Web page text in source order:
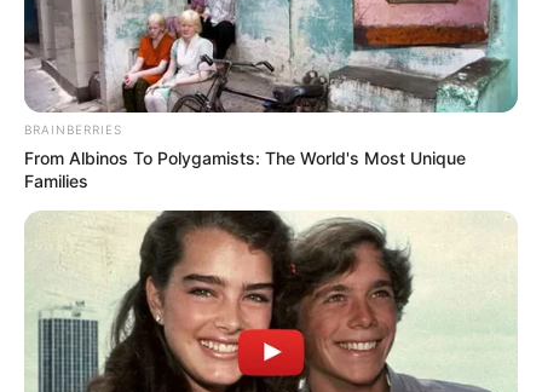
VALLE DEL CAUCA
Liberan a pequeña de 2 años que
había sido secuestrada por una vecina
que la cuidaba
SECUESTRADO
BRAINBERRIES
From Albinos To Polygamists: The World's Most Unique
Families